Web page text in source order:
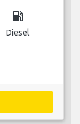
local_gas_station
Diesel